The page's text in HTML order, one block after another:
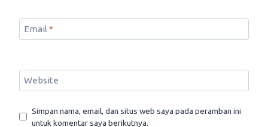
Email *
Website
Simpan nama, email, dan situs web saya pada peramban ini
untuk komentar saya berikutnya.